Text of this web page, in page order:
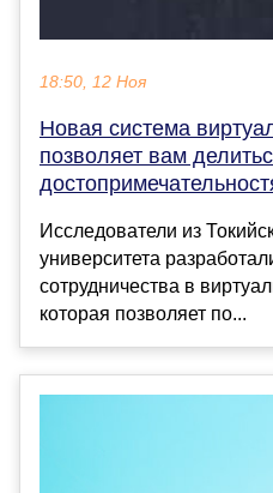
18:50, 12 Ноя
Новая система
позволяет вам
Исследователи из
университета
сотрудничества в
которая позволяет по...